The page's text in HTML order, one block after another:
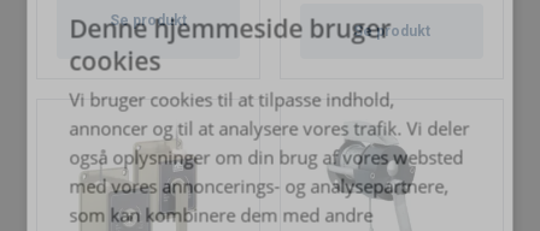
Brugsanvisning - CE-Pulley-Man-PM300-600-2.pdf
Se produkt
Se produkt
ENGLISH TRANSLATION
Denne hjemmeside bruger
cookies
Vi bruger cookies til at tilpasse indhold,
annoncer og til at analysere vores trafik. Vi deler
også oplysninger om din brug af vores websted
med vores annoncerings- og analysepartnere,
som kan kombinere dem med andre